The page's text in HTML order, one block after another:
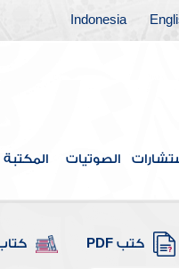
Indonesia
الصوتيات المكتبة
كتب PDF